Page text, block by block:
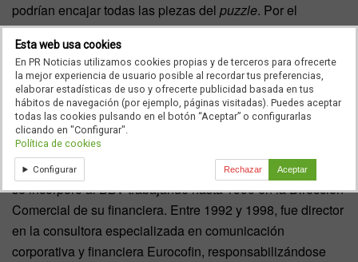
podrían encajar todas las piezas del puzzle. Por el
momento la versión oficial es queDiego Copado se
marcha para comenzar “nuevos proyectos
profesionales”.
Diego Copado ha sido hasta la fecha director de
Comunicación y Marketing de El Corte Inglés
2006. Inició su carrera profesional en 1985 en el
departamento Financiero de Técnicas Reunidas. En 1986,
se incorporó al BBV trabajando hasta 1990 en la Dirección
Comercial de su financiera. Entre 1992 y 1998, fue director
en la consultora especializada en comunicación
corporativa y financiera Eurocofin, responsabilizándose
Esta web usa cookies
En PR Noticias utilizamos cookies propias y de terceros para ofrecerte
la mejor experiencia de usuario posible al recordar tus preferencias,
elaborar estadísticas de uso y ofrecerte publicidad basada en tus
hábitos de navegación (por ejemplo, páginas visitadas). Puedes aceptar
todas las cookies pulsando en el botón “Aceptar” o configurarlas
clicando en "Configurar".
Política de cookies
Configurar Rechazar Aceptar